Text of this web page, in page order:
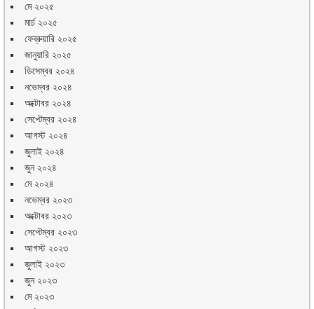
মে ২০২৫
মার্চ ২০২৫
ফেব্রুয়ারি ২০২৫
জানুয়ারি ২০২৫
ডিসেম্বর ২০২৪
নভেম্বর ২০২৪
অক্টোবর ২০২৪
সেপ্টেম্বর ২০২৪
আগস্ট ২০২৪
জুলাই ২০২৪
জুন ২০২৪
মে ২০২৪
নভেম্বর ২০২৩
অক্টোবর ২০২৩
সেপ্টেম্বর ২০২৩
আগস্ট ২০২৩
জুলাই ২০২৩
জুন ২০২৩
মে ২০২৩